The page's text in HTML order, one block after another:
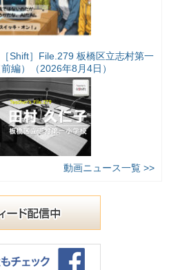
［Shift］File.279 板橋区立志村第一
編）（2026年8月4日）
動画ニュース一覧 >>